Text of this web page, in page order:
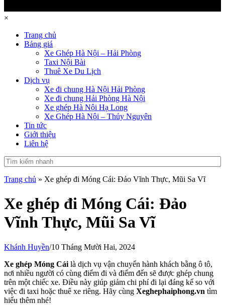
×
Trang chủ
Bảng giá
Xe Ghép Hà Nội – Hải Phòng
Taxi Nội Bài
Thuê Xe Du Lịch
Dịch vụ
Xe đi chung Hà Nội Hải Phòng
Xe đi chung Hải Phòng Hà Nội
Xe ghép Hà Nội Hạ Long
Xe Ghép Hà Nội – Thủy Nguyên
Tin tức
Giới thiệu
Liên hệ
Trang chủ » Xe ghép đi Móng Cái: Đảo Vĩnh Thực, Mũi Sa Vĩ
Xe ghép đi Móng Cái: Đảo
Vĩnh Thực, Mũi Sa Vĩ
Khánh Huyền/10 Tháng Mười Hai, 2024
Xe ghép Móng Cái là dịch vụ vận chuyển hành khách bằng ô tô,
nơi nhiều người có cùng điểm đi và điểm đến sẽ được ghép chung
trên một chiếc xe. Điều này giúp giảm chi phí đi lại đáng kể so với
việc đi taxi hoặc thuê xe riêng. Hãy cùng Xeghephaiphong.vn tìm
hiểu thêm nhé!